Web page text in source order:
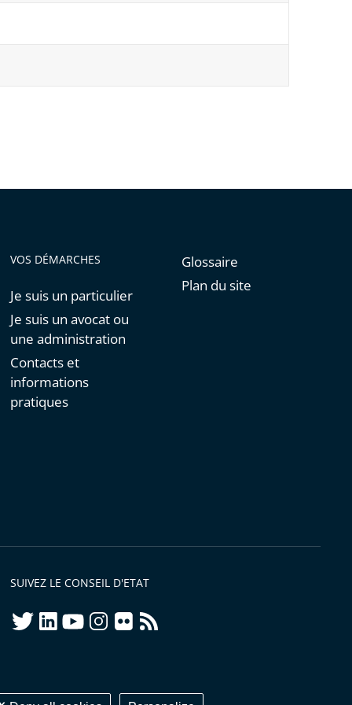
VOS DÉMARCHES
Je suis un particulier
Je suis un avocat ou
une administration
Contacts et
informations
pratiques
Glossaire
Plan du site
SUIVEZ LE CONSEIL D'ETAT
twitterlinkedInyoutubeinstagram
flickrrss
conforme